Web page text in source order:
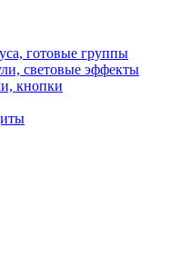
готовые группы
световые эффекты
кнопки